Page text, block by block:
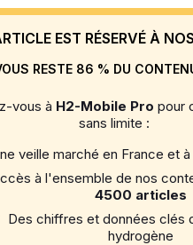
EST RÉSERVÉ À
RESTE 86 % DU
vous à H2-Mobile Pro pour
sans limite :
veille marché en France et
à l'ensemble de nos
4500 articles
Des chiffres et données clés
hydrogène